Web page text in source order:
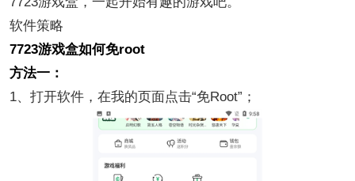
软件策略
7723游戏盒如何免root
方法一：
1、打开软件，在我的页面点击“免Root”；